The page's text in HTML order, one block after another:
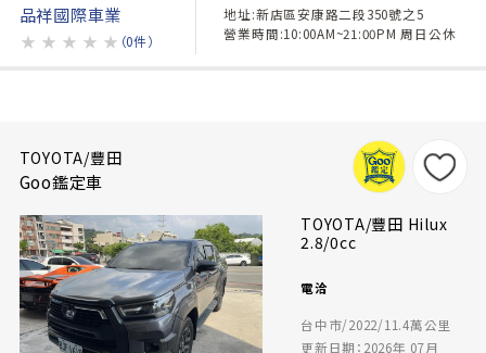
品祥國際車業
★ ★ ★ ★ ★ （0件）
地址:新店區安康路二段350號之5
營業時間:10:00AM~21:00PM 周日公休
TOYOTA/豐田
Goo鑑定車
TOYOTA/豐田 Hilux
2.8/0cc
電洽
台中市/2022/11.4萬公里
更新日期：2026年 07月